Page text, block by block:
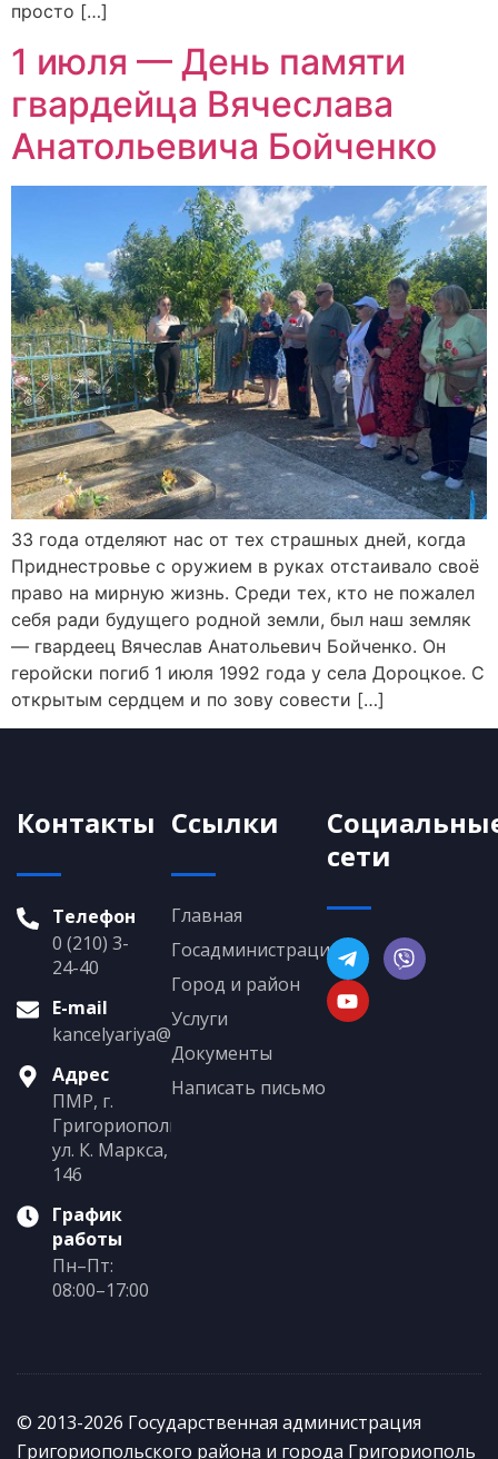
просто […]
1 июля — День памяти
гвардейца Вячеслава
Анатольевича Бойченко
33 года отделяют нас от тех страшных дней, когда
Приднестровье с оружием в руках отстаивало своё
право на мирную жизнь. Среди тех, кто не пожалел
себя ради будущего родной земли, был наш земляк
— гвардеец Вячеслав Анатольевич Бойченко. Он
геройски погиб 1 июля 1992 года у села Дороцкое. С
открытым сердцем и по зову совести […]
Контакты
Телефон
0 (210) 3-
24-40
E-mail
kancelyariya@grigoriopol.gospmr.org
Адрес
ПМР, г.
Григориополь,
ул. К. Маркса,
146
График
работы
Пн–Пт:
08:00–17:00
Ссылки
Главная
Госадминистрация
Город и район
Услуги
Документы
Написать письмо
сети
© 2013-2026 Государственная администрация
Григориопольского района и города Григориополь